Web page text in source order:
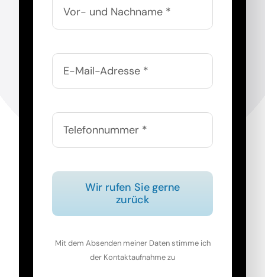
Wir rufen Sie gerne
zurück
Mit dem Absenden meiner Daten stimme ich
der Kontaktaufnahme zu